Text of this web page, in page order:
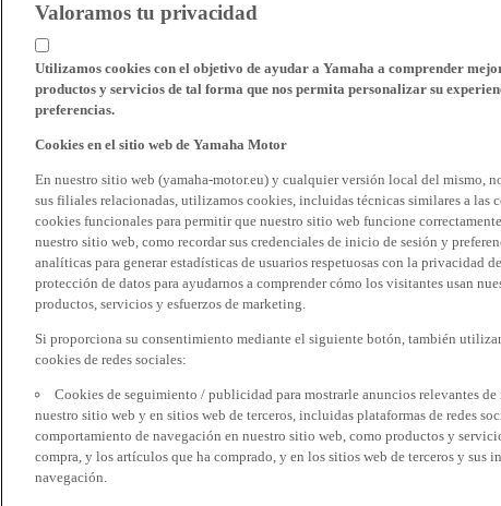
Valoramos tu privacidad
Utilizamos cookies con el objetivo de ayudar a Yamaha a comprender
productos y servicios de tal forma que nos permita personalizar su
preferencias.
Cookies en el sitio web de Yamaha Motor
En nuestro sitio web (yamaha-motor.eu) y cualquier versión local del mismo,
sus filiales relacionadas, utilizamos cookies, incluidas técnicas similares a las
cookies funcionales para permitir que nuestro sitio web funcione
nuestro sitio web, como recordar sus credenciales de inicio de sesión y
analíticas para generar estadísticas de usuarios respetuosas con la privacidad
protección de datos para ayudarnos a comprender cómo los visitantes usan
productos, servicios y esfuerzos de marketing.
Si proporciona su consentimiento mediante el siguiente botón, también
cookies de redes sociales:
Cookies de seguimiento / publicidad para mostrarle anuncios relevantes
nuestro sitio web y en sitios web de terceros, incluidas plataformas de redes
comportamiento de navegación en nuestro sitio web, como productos y
compra, y los artículos que ha comprado, y en los sitios web de terceros y sus
navegación.